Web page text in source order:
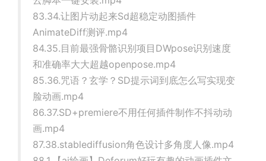
83.34.让图片动起来Sd超稳定动图插件
AnimateDiff测评.mp4
84.35.目前最强骨骼识别项目DWpose识别速度
和准确率大大超越openpose.mp4
85.36.咒语？玄学？SD提示词到底怎么写实现变
脸动画.mp4
86.37.SD+premiere不用任何插件制作不抖动动
画.mp4
87.38.stablediffusion角色设计多角度人像.mp4